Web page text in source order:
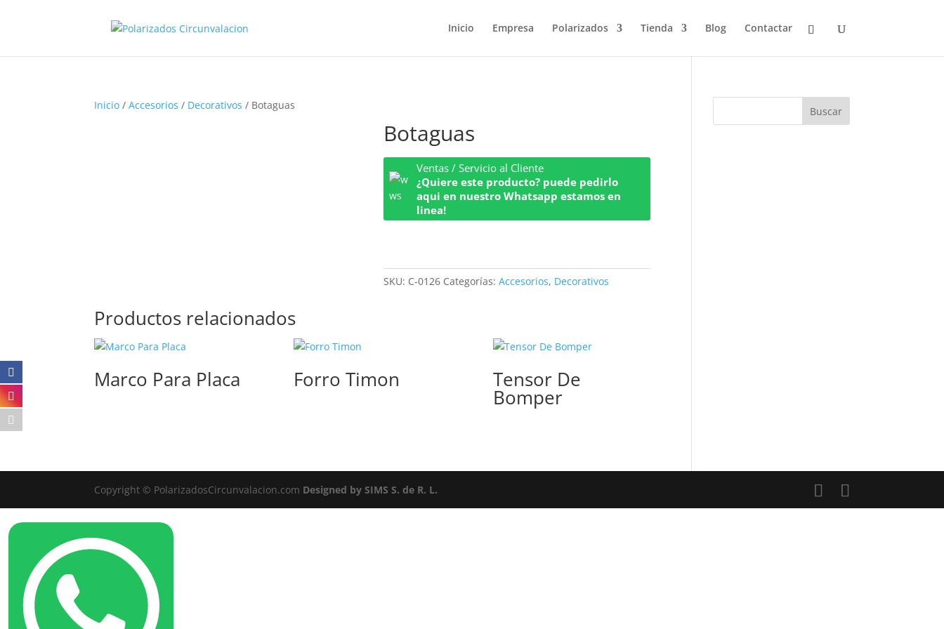
Inicio Empresa Polarizados Tienda Blog Contactar
Inicio /Accesorios / Decorativos / Botaguas
Botaguas
Ventas / Servicio al Cliente
¿Quiere este producto? puede pedirlo
aqui en nuestro Whatsapp estamos en
linea!
SKU: C-0126 Categorías:Accesorios, Decorativos
Productos relacionados
Marco Para Placa Forro Timon Tensor De
Bomper
Buscar
Copyright © PolarizadosCircunvalacion.com Designed by SIMS S. de R. L.